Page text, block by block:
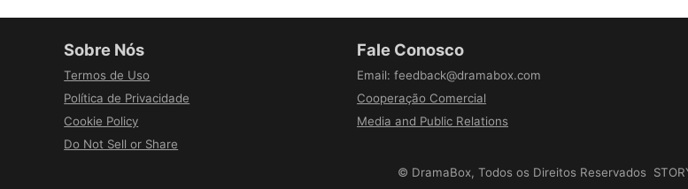
Sobre Nós
Termos de Uso
Política de Privacidade
Cookie Policy
Do Not Sell or Share
Fale Conosco
Email:feedback@dramabox.com
Cooperação Comercial
Media and Public Relations
© DramaBox, Todos os Direitos Reservados